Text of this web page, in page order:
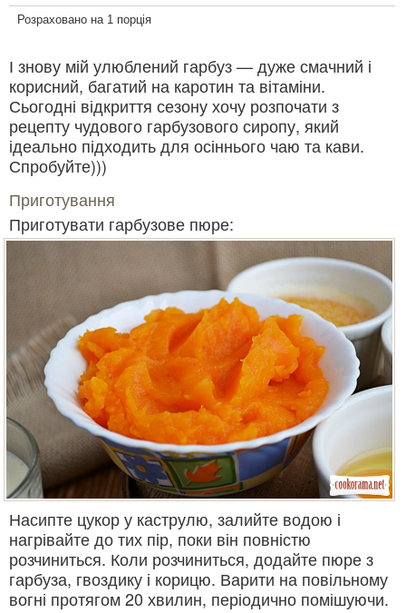
Розраховано на 1 порція
І знову мій улюблений гарбуз — дуже смачний і
корисний, багатий на каротин та вітаміни.
Сьогодні відкриття сезону хочу розпочати з
рецепту чудового гарбузового сиропу, який
ідеально підходить для осіннього чаю та кави.
Спробуйте)))
Приготування
Приготувати гарбузове пюре:
Насипте цукор у каструлю, залийте водою і
нагрівайте до тих пір, поки він повністю
розчиниться. Коли розчиниться, додайте пюре з
гарбуза, гвоздику і корицю. Варити на повільному
вогні протягом 20 хвилин, періодично помішуючи.